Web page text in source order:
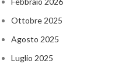
Ottobre 2025
Agosto 2025
Luglio 2025